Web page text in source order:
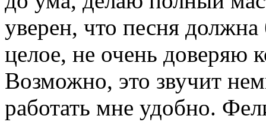
уверен, что песня
целое, не очень доверяю
Возможно, это звучит
работать мне удобно.